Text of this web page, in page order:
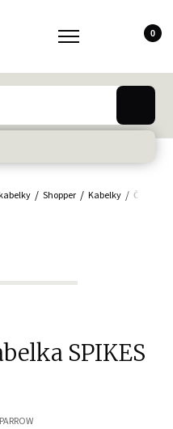
0
Shopper Kabelky Černá
SPIKES